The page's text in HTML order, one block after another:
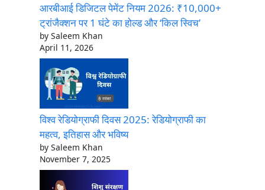
आरबीआई डिजिटल पेमेंट नियम 2026: ₹10,000+
ट्रांजैक्शन पर 1 घंटे का होल्ड और ‘किल स्विच’
by Saleem Khan
April 11, 2026
विश्व रेडियोग्राफी दिवस 2025: रेडियोग्राफी का
महत्व, इतिहास और भविष्य
by Saleem Khan
November 7, 2025